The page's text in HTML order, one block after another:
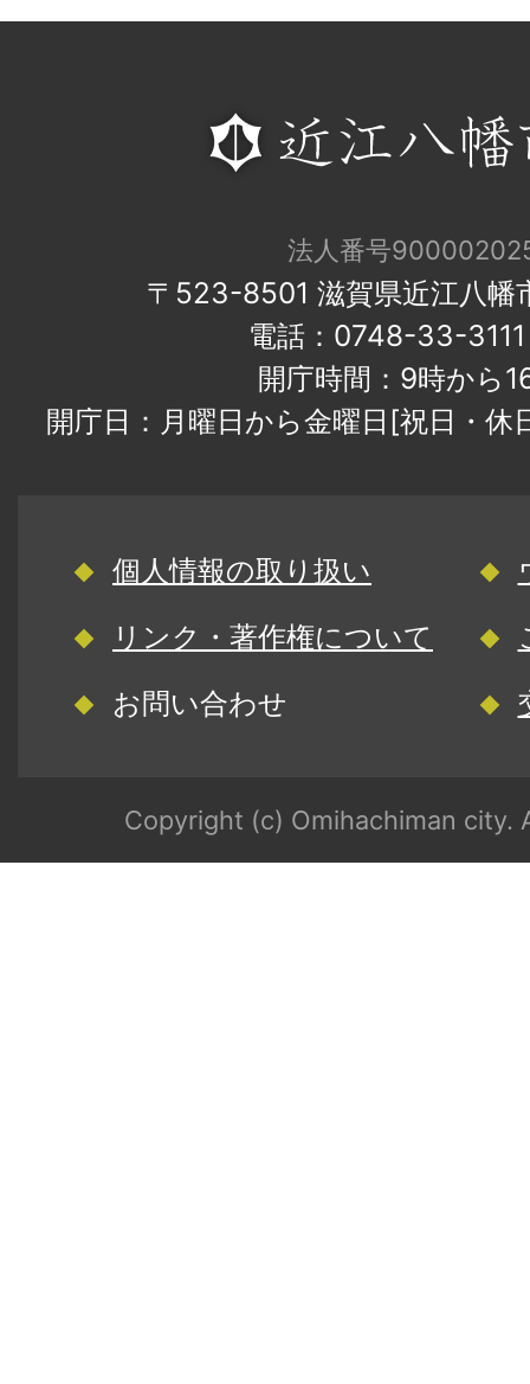
法人番号
〒523-8501 滋賀県近江八幡
電話：0748-33-
開庁時間：9時から
開庁日：月曜日から金曜日[祝日・
個人情報の取り扱い
リンク・著作権について
お問い合わせ
Copyright (c) Omihachiman city.